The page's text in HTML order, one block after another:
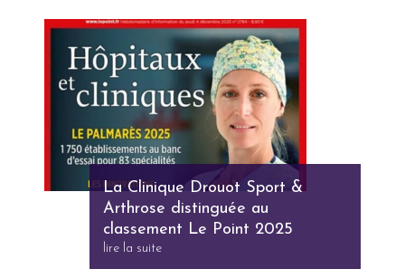
La Clinique Drouot Sport &
Arthrose distinguée au
classement Le Point 2025
lire la suite